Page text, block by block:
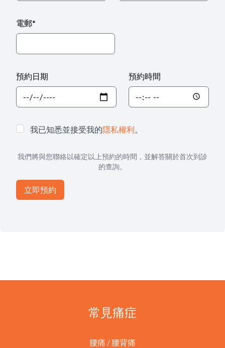
電郵*
預約日期 預約時間
我已知悉並接受我的隱私權利。
我們將與您聯絡以確定以上預約的時間，並解答關於首次到診
的查詢。
常見痛症
腰痛 / 腰背痛